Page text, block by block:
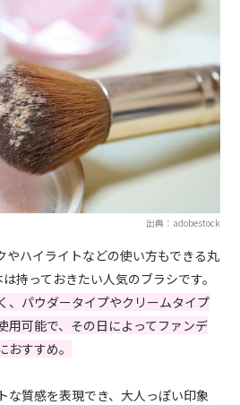
出典：adobestock
やハイライトなどの使い方もできる丸
持っておきたい人気のブラシです。
、パウダータイプやクリームタイプ
用可能で、その日によってファンデ
すすめ。
な質感を表現でき、大人っぽい印象